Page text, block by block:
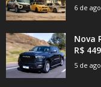
6 de
Nova
R$
5 de